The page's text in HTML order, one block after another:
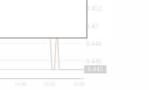
14:00 15:00 16:00
0.446
0.448
0.45
0.452
0.445